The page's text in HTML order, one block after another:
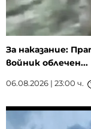
За наказание:
войник облечен...
06.08.2026 | 23:00 ч.